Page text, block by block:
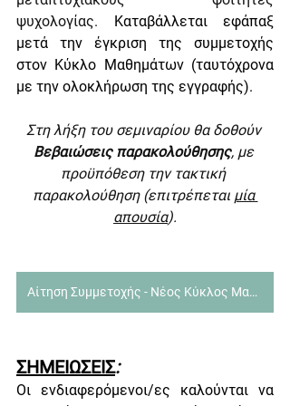
ψυχολογίας.
Καταβάλλεται εφάπαξ
μετά την έγκριση της συμμετοχής
στον Κύκλο Μαθημάτων (ταυτόχρονα
με την ολοκλήρωση της εγγραφής).
Στη λήξη του σεμιναρίου θα δοθούν
Βεβαιώσεις παρακολούθησης, με
προϋπόθεση την τακτική
παρακολούθηση (επιτρέπεται μία
απουσία).
Αίτηση Συμμετοχής - Νέος Κύκλος Μαθημάτων για την Οριακή Διαταραχή Προσωπικότητας
ΣΗΜΕΙΩΣΕΙΣ:
Οι ενδιαφερόμενοι/ες καλούνται να